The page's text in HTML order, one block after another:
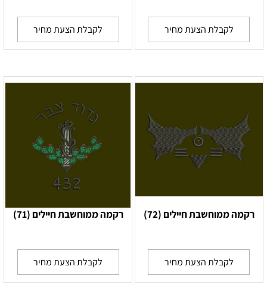
לקבלת הצעת מחיר לקבלת הצעת מחיר
רקמה ממוחשבת חיילים (72)
לקבלת הצעת מחיר
רקמה ממוחשבת חיילים (71)
לקבלת הצעת מחיר